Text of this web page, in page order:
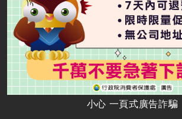
小心 一頁式廣告詐騙